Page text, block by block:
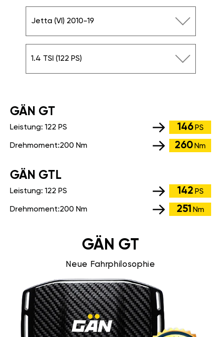
Jetta (VI) 2010-19
1.4 TSI (122 PS)
GÄN GT
Leistung: 122 PS 146 PS
Drehmoment:200 Nm 260 Nm
GÄN GTL
Leistung: 122 PS 142 PS
Drehmoment:200 Nm 251 Nm
GÄN GT
Neue Fahrphilosophie